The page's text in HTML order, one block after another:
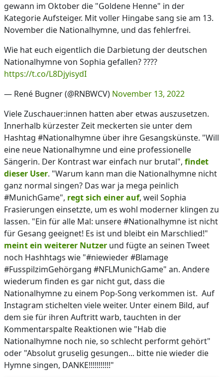
gewann im Oktober die "Goldene Henne" in der
Kategorie Aufsteiger. Mit voller Hingabe sang sie am 13.
November die Nationalhymne, und das fehlerfrei.
Wie hat euch eigentlich die Darbietung der deutschen
Nationalhymne von Sophia gefallen? ????
https://t.co/L8DjyisydI
— René Bugner (@RNBWCV) November 13, 2022
Viele Zuschauer:innen hatten aber etwas auszusetzen.
Innerhalb kürzester Zeit meckerten sie unter dem
Hashtag #Nationalhymne über ihre Gesangskünste. "Will
eine neue Nationalhymne und eine professionelle
Sängerin. Der Kontrast war einfach nur brutal", findet
dieser User. "Warum kann man die Nationalhymne nicht
ganz normal singen? Das war ja mega peinlich
#MunichGame", regt sich einer auf, weil Sophia
Frasierungen einsetzte, um es wohl moderner klingen zu
lassen. "Ein für alle Mal: unsere #Nationalhymne ist nicht
für Gesang geeignet! Es ist und bleibt ein Marschlied!"
meint ein weiterer Nutzer und fügte an seinen Tweet
noch Hashhtags wie "#niewieder #Blamage
#FusspilzimGehörgang #NFLMunichGame" an. Andere
wiederum finden es gar nicht gut, dass die
Nationalhymne zu einem Pop-Song verkommen ist. Auf
Instagram stichelten viele weiter. Unter einem Bild, auf
dem sie für ihren Auftritt warb, tauchten in der
Kommentarspalte Reaktionen wie "Hab die
Nationalhymne noch nie, so schlecht performt gehört"
oder "Absolut gruselig gesungen... bitte nie wieder die
Hymne singen, DANKE!!!!!!!!!!!"